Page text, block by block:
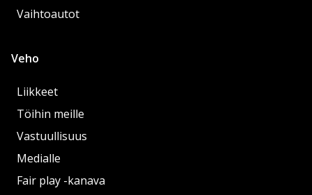
Vaihtoautot
Veho
Liikkeet
Töihin meille
Vastuullisuus
Medialle
Fair play -kanava